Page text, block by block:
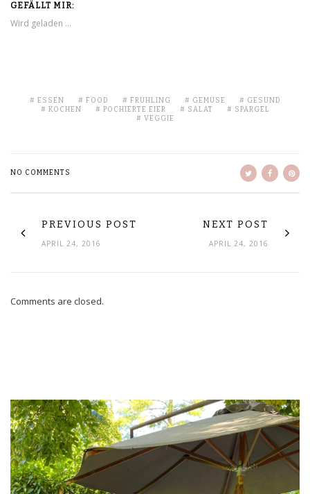
GEFÄLLT MIR:
Wird geladen …
ESSEN FOOD FRÜHLING GEMÜSE
GESUND
KOCHEN
POCHIERTE EIER SALAT
SPARGEL
VEGGIE
NO COMMENTS
PREVIOUS POST
APRIL 24, 2016
NEXT POST
APRIL 24, 2016
Comments are closed.